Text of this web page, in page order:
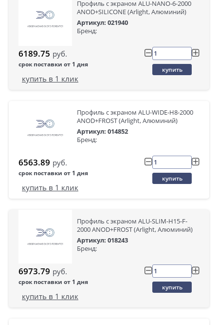
Профиль с экраном ALU-NANO-6-2000
ANOD+SILICONE (Arlight, Алюминий)
Артикул: 021940
Бренд:
6189.75 руб.
срок поставки от 1 дня
купить
купить в 1 клик
Профиль с экраном ALU-WIDE-H8-2000
ANOD+FROST (Arlight, Алюминий)
Артикул: 014852
Бренд:
6563.89 руб.
срок поставки от 1 дня
купить
купить в 1 клик
Профиль с экраном ALU-SLIM-H15-F-
2000 ANOD+FROST (Arlight, Алюминий)
Артикул: 018243
Бренд:
6973.79 руб.
срок поставки от 1 дня
купить
купить в 1 клик